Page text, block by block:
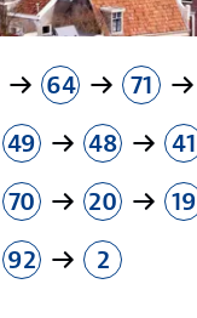
64 71
49 48 41
70 20 19
92 2